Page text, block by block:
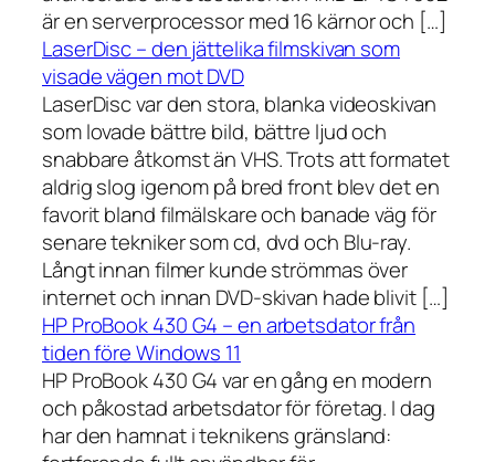
är en serverprocessor med 16 kärnor och […]
LaserDisc – den jättelika filmskivan som
visade vägen mot DVD
LaserDisc var den stora, blanka videoskivan
som lovade bättre bild, bättre ljud och
snabbare åtkomst än VHS. Trots att formatet
aldrig slog igenom på bred front blev det en
favorit bland filmälskare och banade väg för
senare tekniker som cd, dvd och Blu-ray.
Långt innan filmer kunde strömmas över
internet och innan DVD-skivan hade blivit […]
HP ProBook 430 G4 – en arbetsdator från
tiden före Windows 11
HP ProBook 430 G4 var en gång en modern
och påkostad arbetsdator för företag. I dag
har den hamnat i teknikens gränsland: